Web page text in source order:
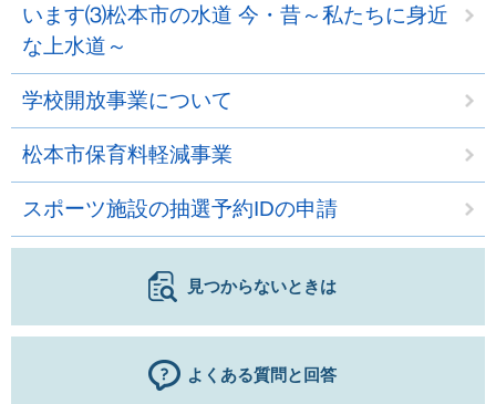
います⑶松本市の水道 今・昔～私たちに身近
な上水道～
学校開放事業について
松本市保育料軽減事業
スポーツ施設の抽選予約IDの申請
見つからないときは
よくある質問と回答